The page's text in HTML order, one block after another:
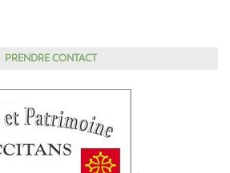
PRENDRE CONTACT